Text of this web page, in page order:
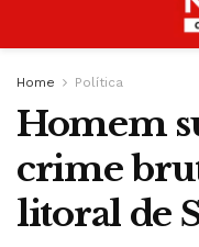
Home Política
Homem
crime
litoral de